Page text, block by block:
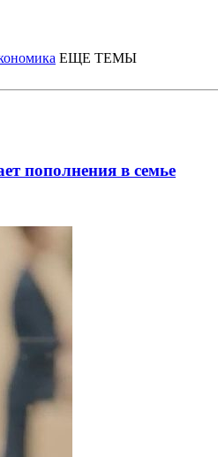
ЕЩЕ ТЕМЫ
пополнения в семье